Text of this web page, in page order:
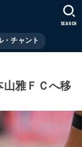
・チャント
SEARCH
山雅ＦＣへ移